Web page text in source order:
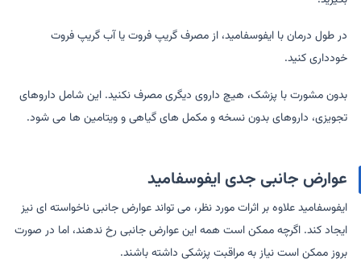
در طول درمان با ایفوسفامید، از مصرف گریپ فروت یا آب گریپ فروت
خودداری کنید.
بدون مشورت با پزشک، هیچ داروی دیگری مصرف نکنید. این شامل داروهای
تجویزی، داروهای بدون نسخه و مکمل های گیاهی و ویتامین ها می شود.
عوارض جانبی جدی ایفوسفامید
ایفوسفامید علاوه بر اثرات مورد نظر، می تواند عوارض جانبی ناخواسته ای نیز
ایجاد کند. اگرچه ممکن است همه این عوارض جانبی رخ ندهند، اما در صورت
بروز ممکن است نیاز به مراقبت پزشکی داشته باشند.